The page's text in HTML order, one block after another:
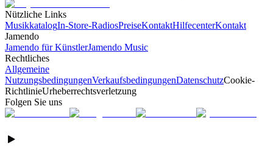
Nützliche Links
MusikkatalogIn-Store-RadiosPreiseKontaktHilfecenterKontakt
Jamendo
Jamendo für KünstlerJamendo Music
Rechtliches
Allgemeine
NutzungsbedingungenVerkaufsbedingungenDatenschutzCookie-
RichtlinieUrheberrechtsverletzung
Folgen Sie uns